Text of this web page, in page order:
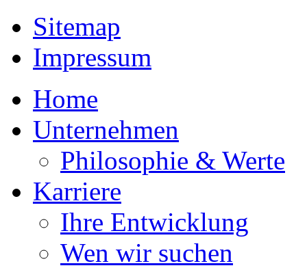
Sitemap
Impressum
Home
Unternehmen
Philosophie & Werte
Karriere
Ihre Entwicklung
Wen wir suchen